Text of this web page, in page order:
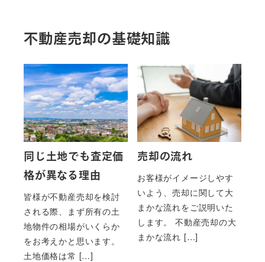
不動産売却の基礎知識
同じ土地でも査定価
格が異なる理由
皆様が不動産売却を検討
される際、まず所有の土
地物件の相場がいくらか
をお考えかと思います。
土地価格は常 […]
売却の流れ
お客様がイメージしやす
いよう、売却に関して大
まかな流れをご説明いた
します。 不動産売却の大
まかな流れ […]